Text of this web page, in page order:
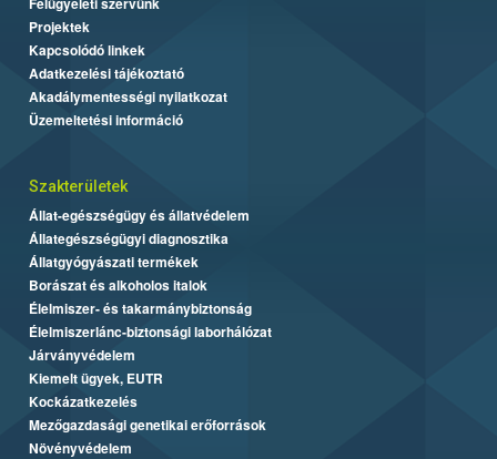
Projektek
Kapcsolódó linkek
Adatkezelési tájékoztató
Akadálymentességi nyilatkozat
Üzemeltetési információ
Szakterületek
Állat-egészségügy és állatvédelem
Állategészségügyi diagnosztika
Állatgyógyászati termékek
Borászat és alkoholos italok
Élelmiszer- és takarmánybiztonság
Élelmiszerlánc-biztonsági laborhálózat
Járványvédelem
Kiemelt ügyek, EUTR
Kockázatkezelés
Mezőgazdasági genetikai erőforrások
Növényvédelem